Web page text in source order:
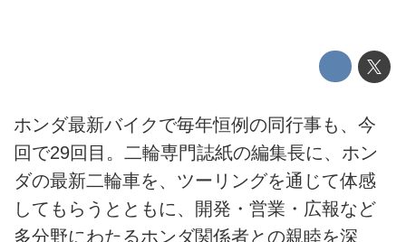
ホンダ最新バイクで毎年恒例の同行事も、今
回で29回目。二輪専門誌紙の編集長に、ホン
ダの最新二輪車を、ツーリングを通じて体感
してもらうとともに、開発・営業・広報など
多分野にわたるホンダ関係者との親睦を深